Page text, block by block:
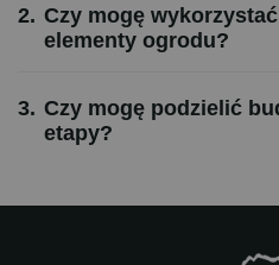
2. Czy mogę
elementy ogrodu?
3. Czy mogę podzielić
etapy?